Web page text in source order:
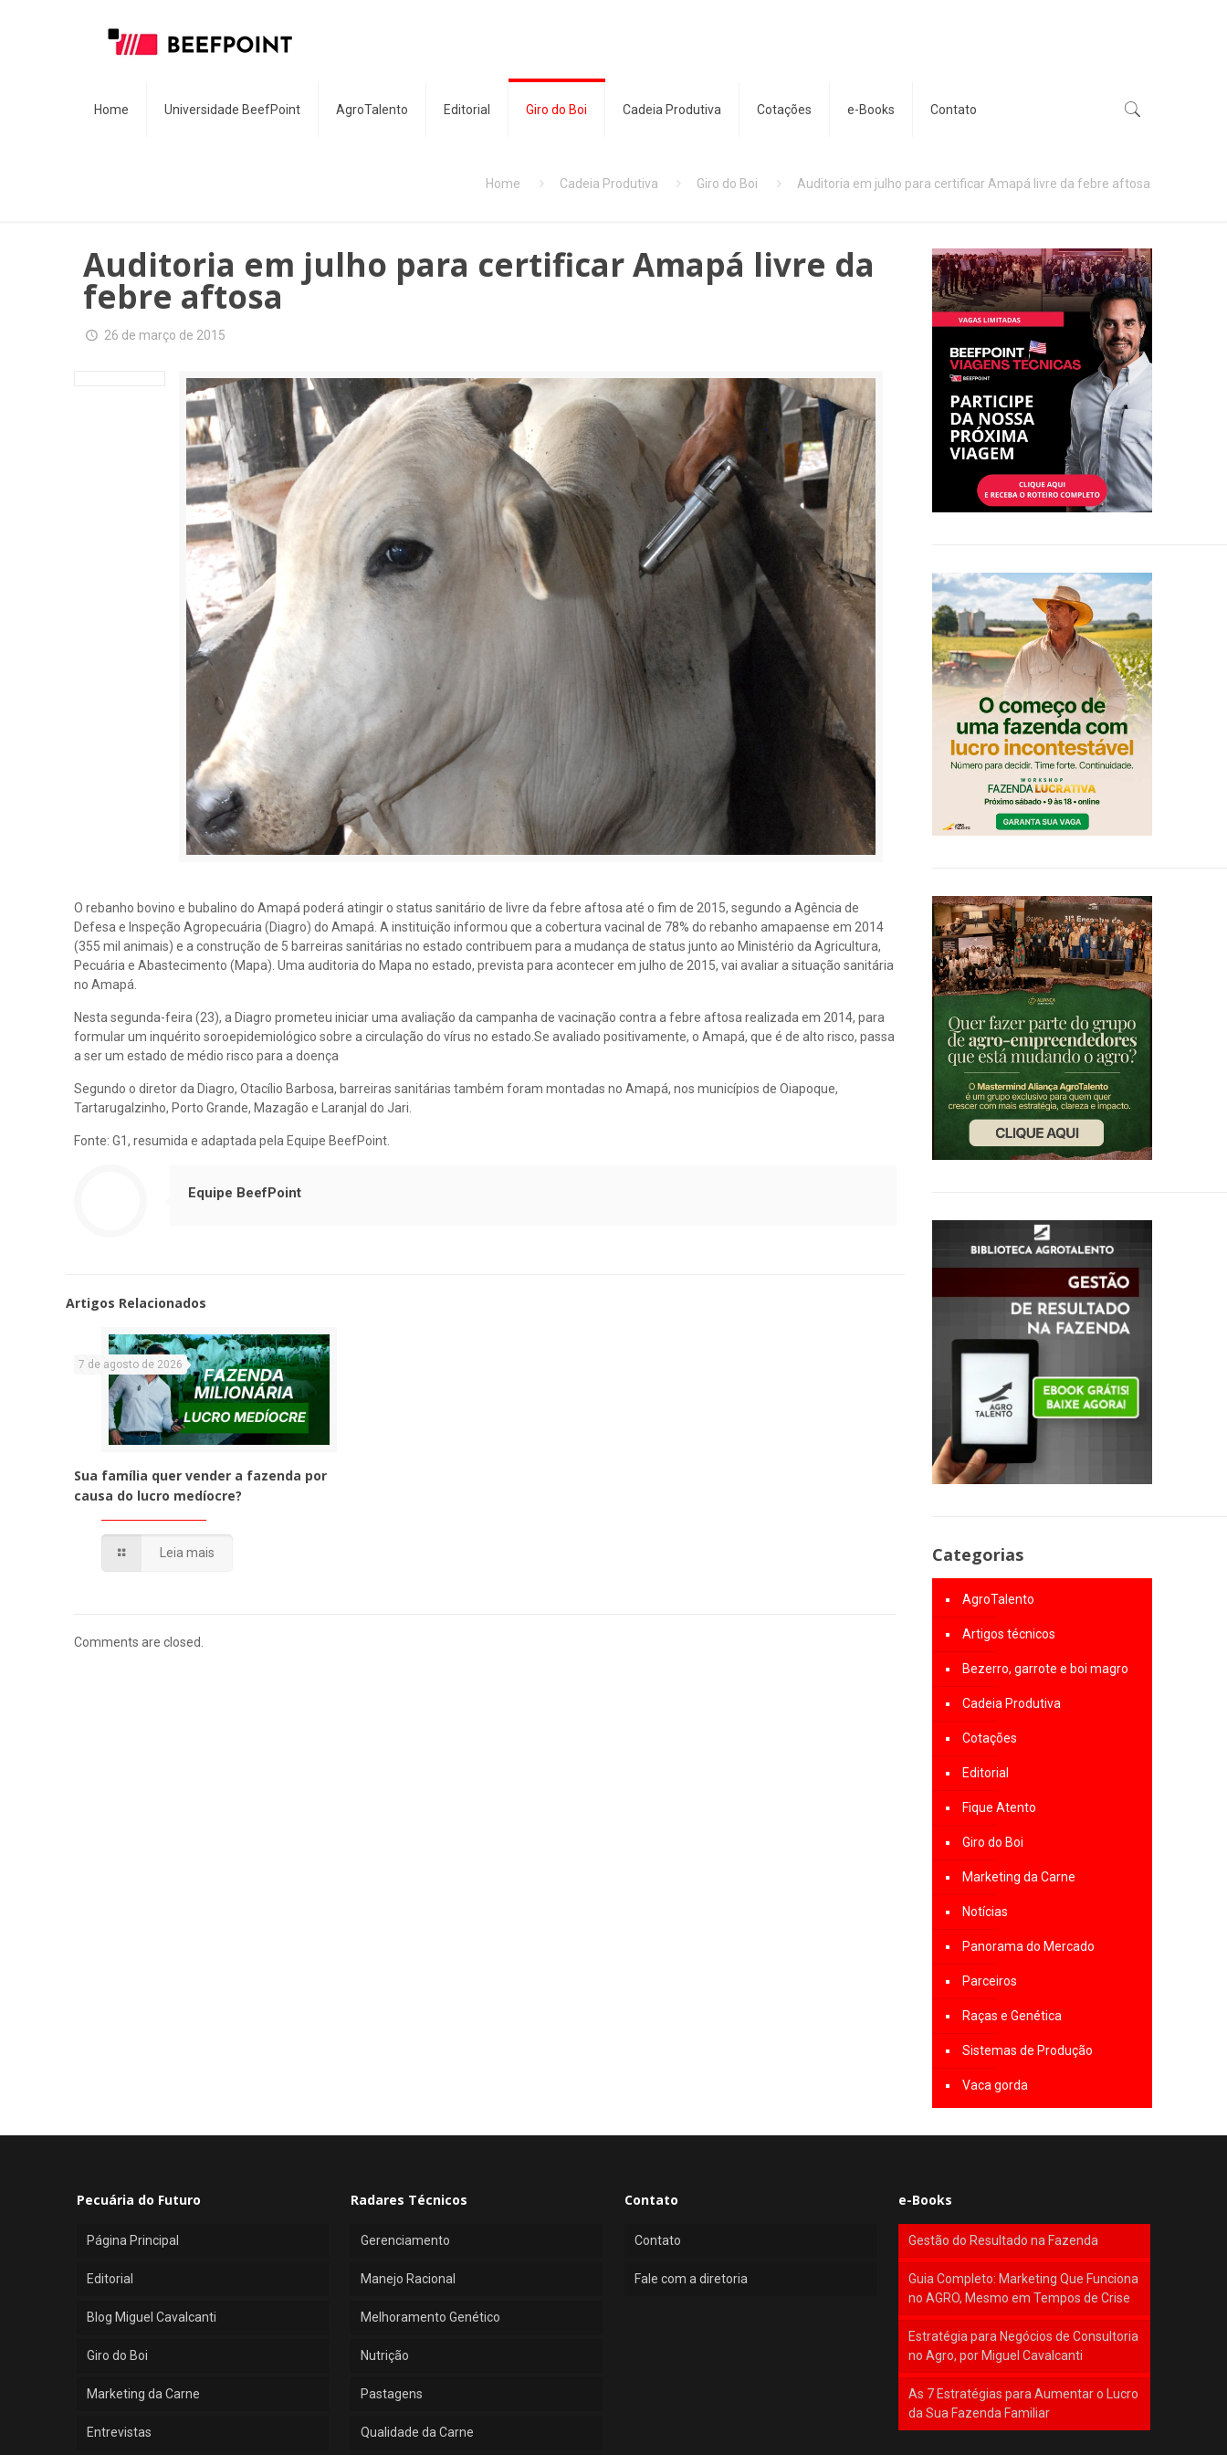
Home Universidade BeefPoint AgroTalento Editorial Giro do Boi Cadeia Produtiva Cotações e-Books Contato
Home Cadeia Produtiva Giro do Boi Auditoria em julho para certificar Amapá livre da febre aftosa
Auditoria em julho para certificar Amapá livre da
febre aftosa
26 de março de 2015
O rebanho bovino e bubalino do Amapá poderá atingir o status sanitário de livre da febre aftosa até o fim de 2015, segundo a Agência de
Defesa e Inspeção Agropecuária (Diagro) do Amapá. A instituição informou que a cobertura vacinal de 78% do rebanho amapaense em 2014
(355 mil animais) e a construção de 5 barreiras sanitárias no estado contribuem para a mudança de status junto ao Ministério da Agricultura,
Pecuária e Abastecimento (Mapa). Uma auditoria do Mapa no estado, prevista para acontecer em julho de 2015, vai avaliar a situação sanitária
no Amapá.
Nesta segunda-feira (23), a Diagro prometeu iniciar uma avaliação da campanha de vacinação contra a febre aftosa realizada em 2014, para
formular um inquérito soroepidemiológico sobre a circulação do vírus no estado.Se avaliado positivamente, o Amapá, que é de alto risco, passa
a ser um estado de médio risco para a doença
Segundo o diretor da Diagro, Otacílio Barbosa, barreiras sanitárias também foram montadas no Amapá, nos municípios de Oiapoque,
Tartarugalzinho, Porto Grande, Mazagão e Laranjal do Jari.
Fonte: G1, resumida e adaptada pela Equipe BeefPoint.
Equipe BeefPoint
Artigos Relacionados
7 de agosto de 2026
Sua família quer vender a fazenda por
causa do lucro medíocre?
Leia mais
Comments are closed.
Categorias
AgroTalento
Artigos técnicos
Bezerro, garrote e boi magro
Cadeia Produtiva
Cotações
Editorial
Fique Atento
Giro do Boi
Marketing da Carne
Notícias
Panorama do Mercado
Parceiros
Raças e Genética
Sistemas de Produção
Vaca gorda
Pecuária do Futuro
Página Principal
Editorial
Blog Miguel Cavalcanti
Giro do Boi
Marketing da Carne
Entrevistas
Radares Técnicos
Gerenciamento
Manejo Racional
Melhoramento Genético
Nutrição
Pastagens
Qualidade da Carne
Contato
Contato
Fale com a diretoria
e-Books
Gestão do Resultado na Fazenda
Guia Completo: Marketing Que Funciona
no AGRO, Mesmo em Tempos de Crise
Estratégia para Negócios de Consultoria
no Agro, por Miguel Cavalcanti
As 7 Estratégias para Aumentar o Lucro
da Sua Fazenda Familiar